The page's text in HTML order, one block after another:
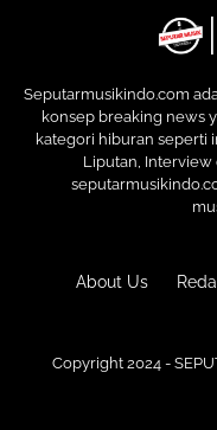
Seputarmusikindo.com
konsep breaking news
kategori hiburan seperti
Liputan, Interview
Copyright 2024 -
About Us